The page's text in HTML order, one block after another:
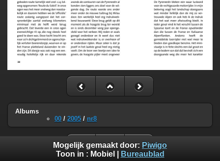
Albums
00 / 2005 / nr8
Mogelijk gemaakt door: Piwigo
Toon in : Mobiel Bureaublad